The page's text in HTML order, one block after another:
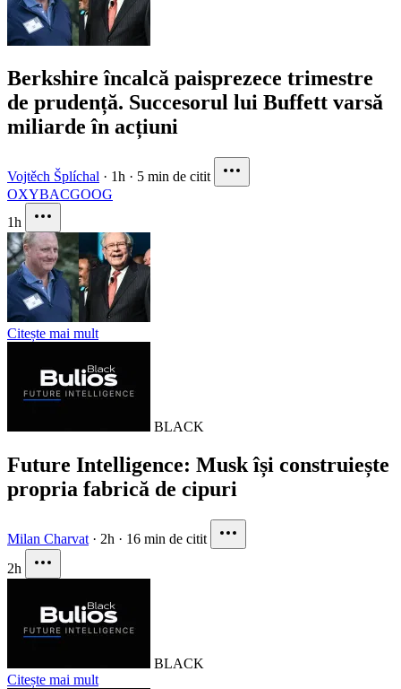
Berkshire încalcă paisprezece trimestre
de prudență. Succesorul lui Buffett varsă
miliarde în acțiuni
Vojtěch Šplíchal · 1h · 5 min de citit
OXYBACGOOG
1h
Citește mai mult
BLACK
Future Intelligence: Musk își construiește
propria fabrică de cipuri
Milan Charvat · 2h · 16 min de citit
2h
BLACK
Citește mai mult